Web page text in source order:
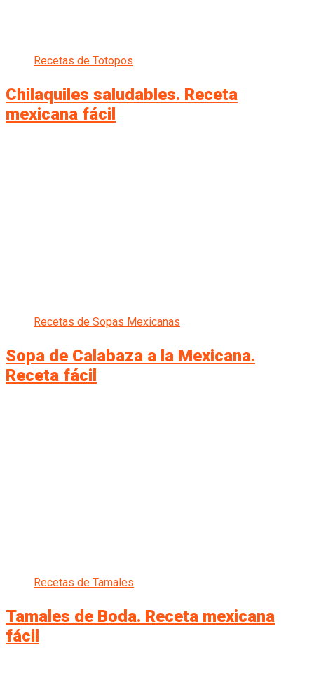
Recetas de Totopos
Chilaquiles saludables. Receta
mexicana fácil
Recetas de Sopas Mexicanas
Sopa de Calabaza a la Mexicana.
Receta fácil
Recetas de Tamales
Tamales de Boda. Receta mexicana
fácil